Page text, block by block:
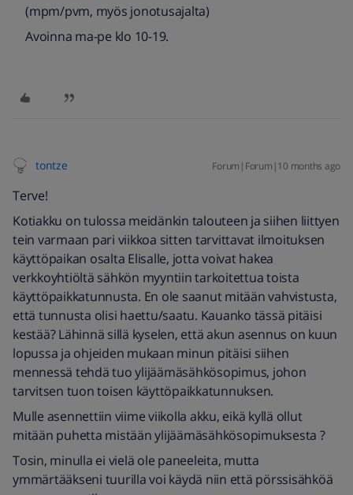
(mpm/pvm, myös jonotusajalta)​
Avoinna ma-pe klo 10-19.
tontze Forum|Forum|10 months ago
Terve!
Kotiakku on tulossa meidänkin talouteen ja siihen liittyen
tein varmaan pari viikkoa sitten tarvittavat ilmoituksen
käyttöpaikan osalta Elisalle, jotta voivat hakea
verkkoyhtiöltä sähkön myyntiin tarkoitettua toista
käyttöpaikkatunnusta. En ole saanut mitään vahvistusta,
että tunnusta olisi haettu/saatu. Kauanko tässä pitäisi
kestää? Lähinnä sillä kyselen, että akun asennus on kuun
lopussa ja ohjeiden mukaan minun pitäisi siihen
mennessä tehdä tuo ylijäämäsähkösopimus, johon
tarvitsen tuon toisen käyttöpaikkatunnuksen.
Mulle asennettiin viime viikolla akku, eikä kyllä ollut
mitään puhetta mistään ylijäämäsähkösopimuksesta ?
Tosin, minulla ei vielä ole paneeleita, mutta
ymmärtääkseni tuurilla voi käydä niin että pörssisähköä